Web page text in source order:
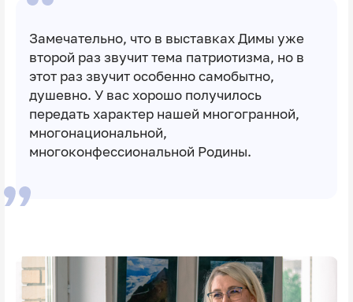
Замечательно, что в выставках Димы уже
второй раз звучит тема патриотизма, но в
этот раз звучит особенно самобытно,
душевно. У вас хорошо получилось
передать характер нашей многогранной,
многонациональной,
многоконфессиональной Родины.